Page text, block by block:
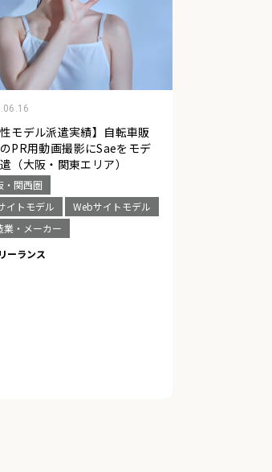
性モデル派遣実績】自転車販
PR用動画撮影にSaeをモデ
（大阪・関東エリア）
・関西圏
イトモデル
Webサイトモデル
業・メーカー
ーランス